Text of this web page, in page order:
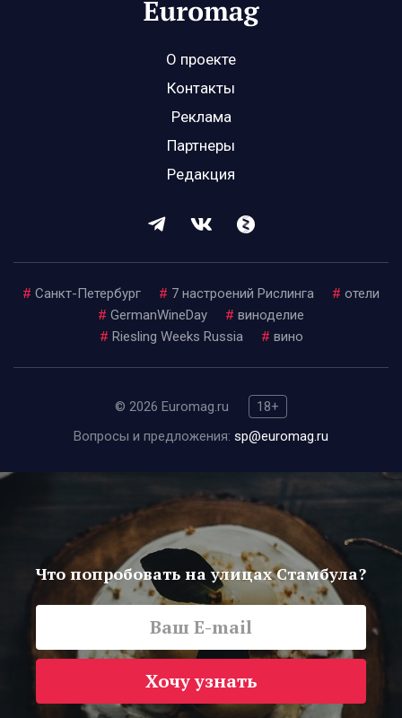
О проекте
Контакты
Реклама
Партнеры
Редакция
# Санкт-Петербург # 7 настроений Рислинга # отели
# GermanWineDay # виноделие
# Riesling Weeks Russia # вино
© 2026 Euromag.ru
18+
Вопросы и предложения: sp@euromag.ru
Что попробовать на улицах Стамбула?
Хочу узнать